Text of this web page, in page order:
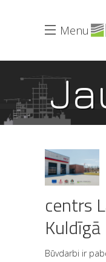
Menu
centrs
Kuldīgā
Būvdarbi ir